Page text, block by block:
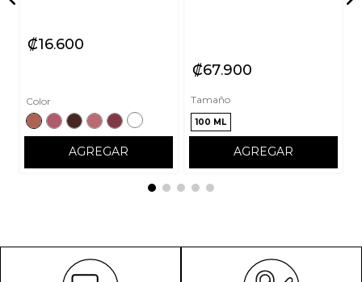
₡16600
Color
AGREGAR
₡67900
Tamaño
100 ML
AGREGAR